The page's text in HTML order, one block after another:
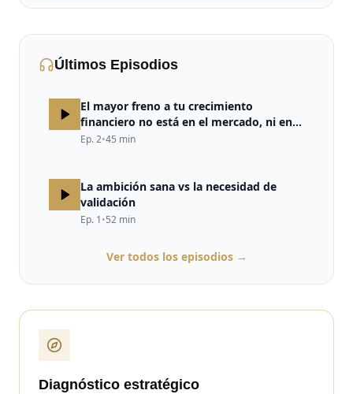
Últimos Episodios
El mayor freno a tu crecimiento
financiero no está en el mercado, ni en
la estrategia, ni en la falta de
Ep.2•45 min
La ambición sana vs la necesidad de
validación
Ep. 1•52 min
Ver todos los episodios →
Diagnóstico estratégico